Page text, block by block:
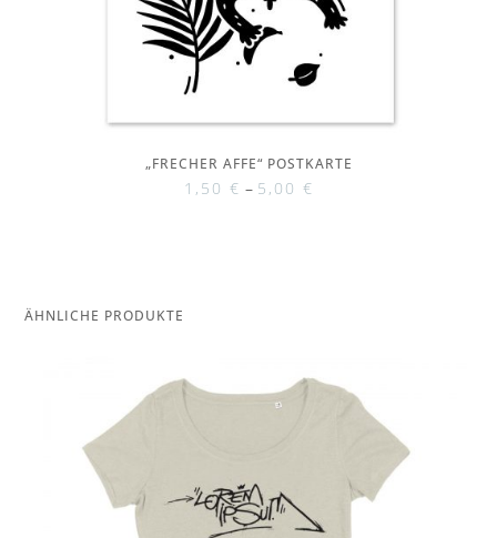
„FRECHER AFFE“ POSTKARTE
1,50 € – 5,00 €
ÄHNLICHE PRODUKTE